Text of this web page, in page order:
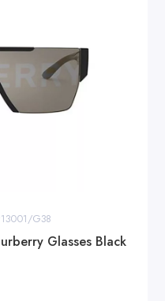
G38
Glasses Black